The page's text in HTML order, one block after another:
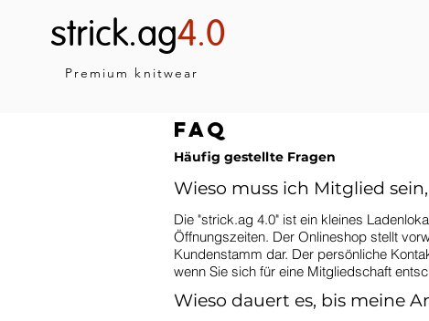
strick.ag4.0
Premium knitwear
FAQ
Häufig gestellte Fragen
Wieso muss ich Mitglied
Die "strick.ag 4.0" ist ein kleines
Öffnungszeiten. Der Onlineshop stellt
Kundenstamm dar. Der persönliche
wenn Sie sich für eine Mitgliedschaft
Wieso dauert es, bis meine